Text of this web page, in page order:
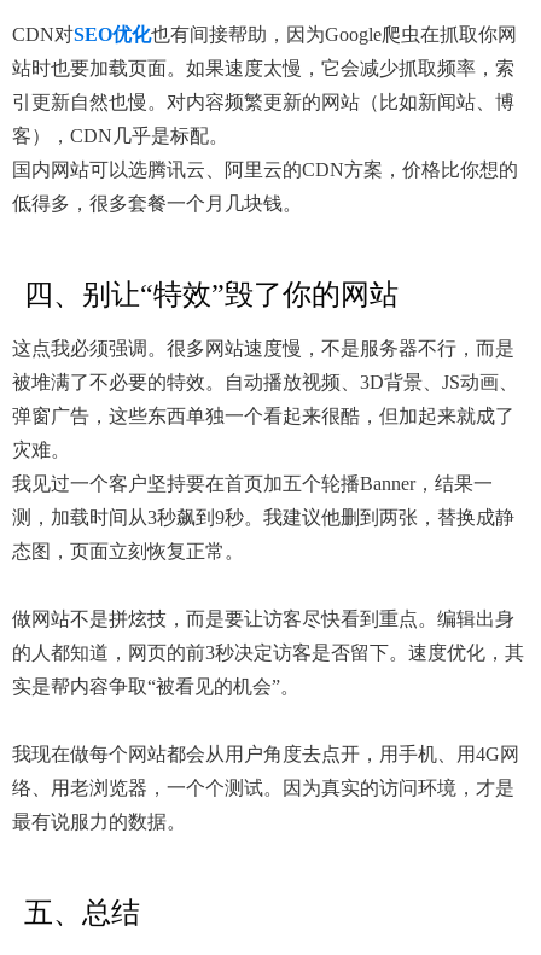
CDN对SEO优化也有间接帮助，因为Google爬虫在抓取你网
站时也要加载页面。如果速度太慢，它会减少抓取频率，索
引更新自然也慢。对内容频繁更新的网站（比如新闻站、博
客），CDN几乎是标配。
国内网站可以选腾讯云、阿里云的CDN方案，价格比你想的
低得多，很多套餐一个月几块钱。
四、别让“特效”毁了你的网站
这点我必须强调。很多网站速度慢，不是服务器不行，而是
被堆满了不必要的特效。自动播放视频、3D背景、JS动画、
弹窗广告，这些东西单独一个看起来很酷，但加起来就成了
灾难。
我见过一个客户坚持要在首页加五个轮播Banner，结果一
测，加载时间从3秒飙到9秒。我建议他删到两张，替换成静
态图，页面立刻恢复正常。
做网站不是拼炫技，而是要让访客尽快看到重点。编辑出身
的人都知道，网页的前3秒决定访客是否留下。速度优化，其
实是帮内容争取“被看见的机会”。
我现在做每个网站都会从用户角度去点开，用手机、用4G网
络、用老浏览器，一个个测试。因为真实的访问环境，才是
最有说服力的数据。
五、总结